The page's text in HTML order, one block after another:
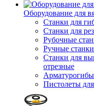
Оборудование для
Станки для
Станки для
Рубочные
Ручные
Станки для
отрезные
Пистолеты